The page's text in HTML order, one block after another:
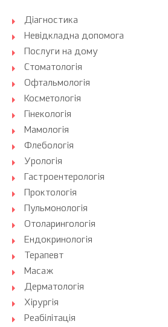
Діагностика
Невідкладна допомога
Послуги на дому
Стоматологія
Офтальмологія
Косметологія
Гінекологія
Мамологія
Флебологія
Урологія
Гастроентерологія
Проктологія
Пульмонологія
Отоларингологія
Ендокринологія
Терапевт
Масаж
Дерматологія
Хірургія
Реабілітація